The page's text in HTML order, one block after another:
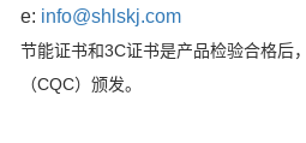
e: info@shlskj.com
节能证书和3C证书是产品检验合格后
（CQC）颁发。